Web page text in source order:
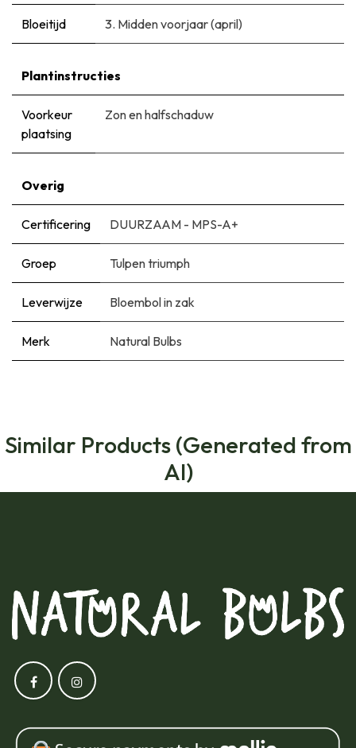
Bloeitijd 3. Midden voorjaar (april)
Plantinstructies
Voorkeur
plaatsing
Zon en halfschaduw
Overig
Certificering DUURZAAM - MPS-A+
Groep Tulpen triumph
Leverwijze Bloembol in zak
Merk Natural Bulbs
Similar Products (Generated from
AI)